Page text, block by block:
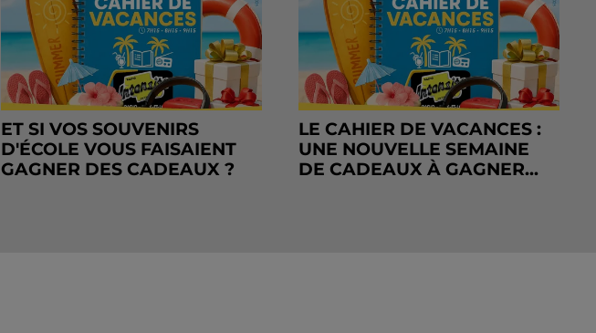
ET SI VOS SOUVENIRS
D'ÉCOLE VOUS FAISAIENT
GAGNER DES CADEAUX ?
LE CAHIER DE VACANCES :
UNE NOUVELLE SEMAINE
DE CADEAUX À GAGNER...